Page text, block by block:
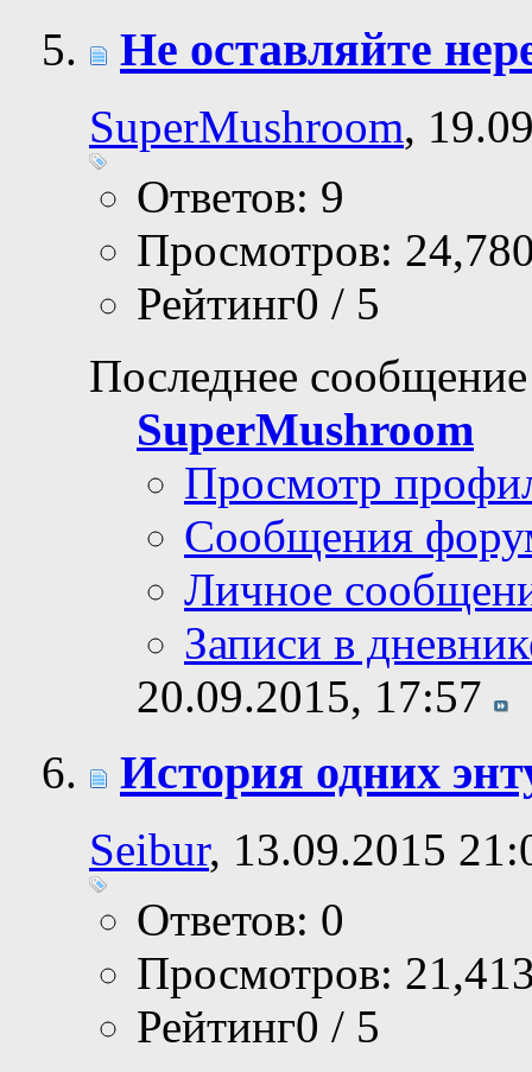
Не оставляйте
SuperMushroom,
Ответов: 9
Просмотров:
Рейтинг0 / 5
Последнее
SuperMushroom
Просмотр
Сообщения
Личное
Записи в
20.09.2015, 17:57
История одних
Seibur, 13.09.2015
Ответов: 0
Просмотров:
Рейтинг0 / 5